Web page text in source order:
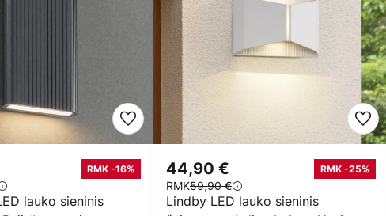
lauko sieninis
RMK -16%
Lindby LED lauko sieninis
44,90 € RMK -25%
RMK59,90 €